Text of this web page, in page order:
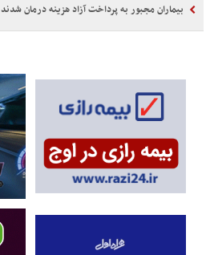
بیماران مجبور به پرداخت آزاد هزینه درمان شدند